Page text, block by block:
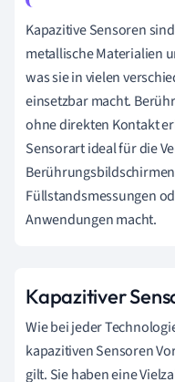
Kapazitive Sensoren
metallische Materialien
was sie in vielen
einsetzbar macht.
ohne direkten Kontakt
Sensorart ideal für die
Füllstandsmessungen
Anwendungen macht.
Kapazitiver
Wie bei jeder
kapazitiven Sensoren
gilt. Sie haben eine